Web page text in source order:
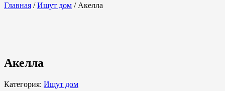
Главная /Ищут дом / Акелла
Акелла
Категория: Ищут дом